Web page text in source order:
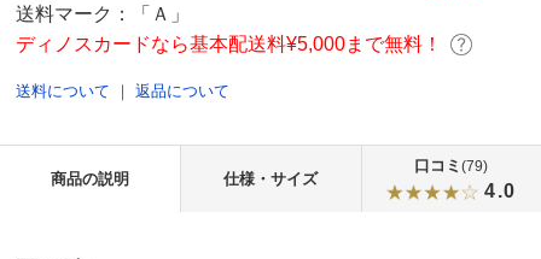
送料マーク：
「Ａ」
ディノスカードなら基本配送料¥5,000まで無料！
送料について ｜返品について
商品の説明 仕様・サイズ
口コミ(79)
4.0